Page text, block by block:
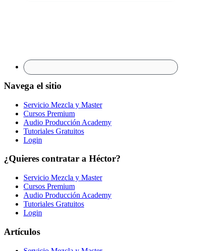
Navega el sitio
Servicio Mezcla y Master
Cursos Premium
Audio Producción Academy
Tutoriales Gratuitos
Login
¿Quieres contratar a Héctor?
Servicio Mezcla y Master
Cursos Premium
Audio Producción Academy
Tutoriales Gratuitos
Login
Artículos